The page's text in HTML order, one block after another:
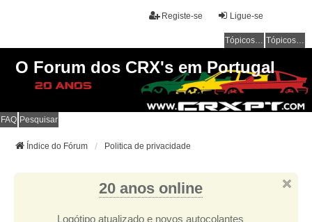
Ligue-se
Registe-se
Tópicos sem resposta Tópicos ativos
O Forum dos CRX's em Portugal
FAQ Pesquisar
Índice do Fórum Politica de privacidade
20 anos online
Logótipo atualizado e novos autocolantes